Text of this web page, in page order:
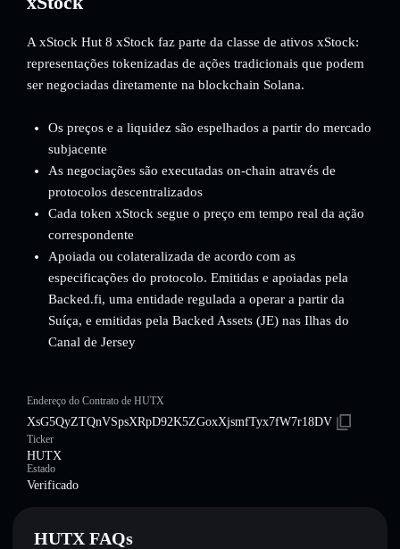
A xStock Hut 8 xStock faz parte da classe de ativos xStock:
representações tokenizadas de ações tradicionais que podem
ser negociadas diretamente na blockchain Solana.
Os preços e a liquidez são espelhados a partir do mercado
subjacente
As negociações são executadas on-chain através de
protocolos descentralizados
Cada token xStock segue o preço em tempo real da ação
correspondente
Apoiada ou colateralizada de acordo com as
especificações do protocolo. Emitidas e apoiadas pela
Backed.fi, uma entidade regulada a operar a partir da
Suíça, e emitidas pela Backed Assets (JE) nas Ilhas do
Canal de Jersey
Endereço do Contrato de HUTX
XsG5QyZTQnVSpsXRpD92K5ZGoxXjsmfTyx7fW7r18DV
Ticker
HUTX
Estado
Verificado
HUTX FAQs